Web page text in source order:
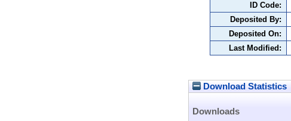
ID Code:
Deposited By:
Deposited On:
Last Modified:
Download Statistics
Downloads